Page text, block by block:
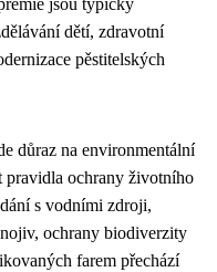
dětí, zdravotní
pěstitelských
důraz na environmentální
pravidla ochrany životního
s vodními zdroji,
ochrany biodiverzity
farem přechází